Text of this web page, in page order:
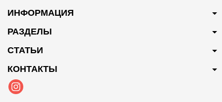
ИНФОРМАЦИЯ
РАЗДЕЛЫ
СТАТЬИ
КОНТАКТЫ